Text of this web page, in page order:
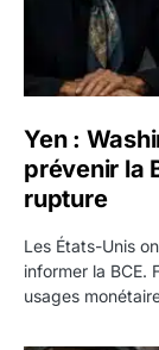
Yen :
prévenir la
rupture
Les États-Unis
informer la BCE.
usages